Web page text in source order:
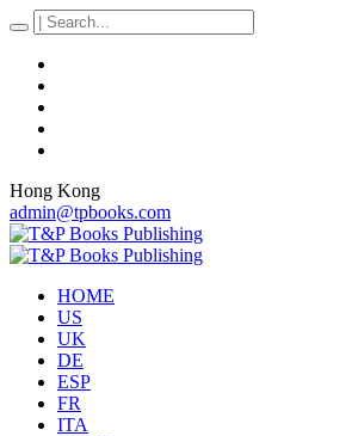
Hong Kong
admin@tpbooks.com
HOME
US
UK
DE
ESP
FR
ITA